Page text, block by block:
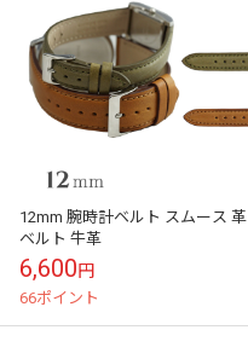
12mm 腕時計ベルト スムース 革
ベルト 牛革
6,600円
66ポイント